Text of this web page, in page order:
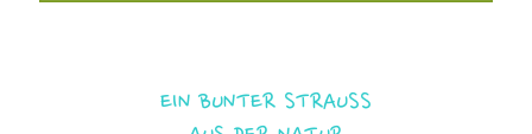
EIN BUNTER STRAUSS